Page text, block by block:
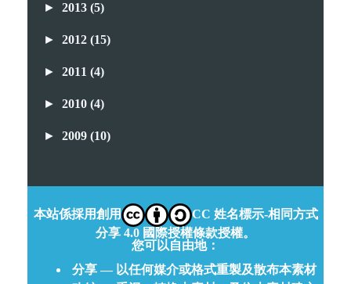
► 2013 (5)
► 2012 (15)
► 2011 (4)
► 2010 (4)
► 2009 (10)
本站係採用創用
CC 姓名標示-相同方式
分享 4.0 國際授權條款授權。
您可以自由地：
分享 — 以任何媒介或格式重製及散布本素材